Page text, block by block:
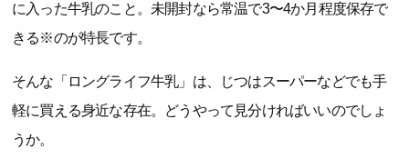
に入った牛乳のこと。未開封なら常温で3〜4か月程度保存で
きる※のが特長です。
そんな「ロングライフ牛乳」は、じつはスーパーなどでも手
軽に買える身近な存在。どうやって見分ければいいのでしょ
うか。